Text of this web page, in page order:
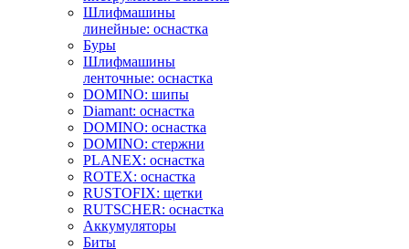
Шлифмашины
линейные: оснастка
Буры
Шлифмашины
ленточные: оснастка
DOMINO: шипы
Diamant: оснастка
DOMINO: оснастка
DOMINO: стержни
PLANEX: оснастка
ROTEX: оснастка
RUSTOFIX: щетки
RUTSCHER: оснастка
Аккумуляторы
Биты